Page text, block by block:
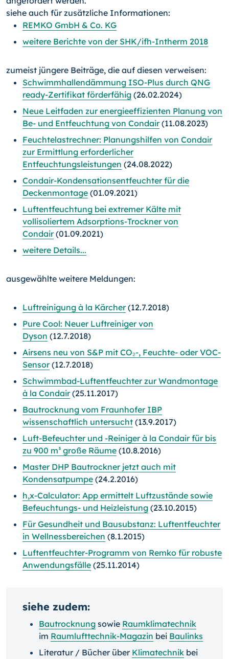
siehe auch für zusätzliche Informationen:
REMKO GmbH & Co. KG
weitere Berichte von der SHK/ifh-Intherm 2018
zumeist jüngere Beiträge, die auf diesen verweisen:
Schwimmhallendämmung ISO-Plus durch QNG
ready-Zertifikat förderfähig (26.02.2024)
Neue Leitfaden zur energieeffizienten Planung von
Be- und Entfeuchtung von Condair(11.08.2023)
Feuchtelastrechner: Planungshilfen von Condair
zur Ermittlung erforderlicher
Entfeuchtungsleistungen (24.08.2022)
Condair-Kondensationsentfeuchter für die
Deckenmontage (01.09.2021)
Luftentfeuchtung bei extremer Kälte mit
vollisoliertem Adsorptions-Trockner von
Condair(01.09.2021)
weitere Details...
ausgewählte weitere Meldungen:
Luftreinigung à la Kärcher(12.7.2018)
Pure Cool: Neuer Luftreiniger von
Dyson (12.7.2018)
Airsens neu von S&P mit CO₂-, Feuchte- oder VOC-
Sensor(12.7.2018)
Schwimmbad-Luftentfeuchter zur Wandmontage
à la Condair(25.11.2017)
Bautrocknung vom Fraunhofer IBP
wissenschaftlich untersucht (13.9.2017)
Luft-Befeuchter und -Reiniger à la Condair für bis
zu 900 m³ große Räume (10.8.2016)
Master DHP Bautrockner jetzt auch mit
Kondensatpumpe (24.2.2016)
h,x-Calculator: App ermittelt Luftzustände sowie
Befeuchtungs- und Heizleistung (23.10.2015)
Für Gesundheit und Bausubstanz: Luftentfeuchter
in Wellnessbereichen (8.1.2015)
Luftentfeuchter-Programm von Remko für robuste
Anwendungsfälle (25.11.2014)
siehe zudem:
Bautrocknung sowie Raumklimatechnik
im Raumlufttechnik-Magazin bei Baulinks
Literatur / Bücher über Klimatechnik bei